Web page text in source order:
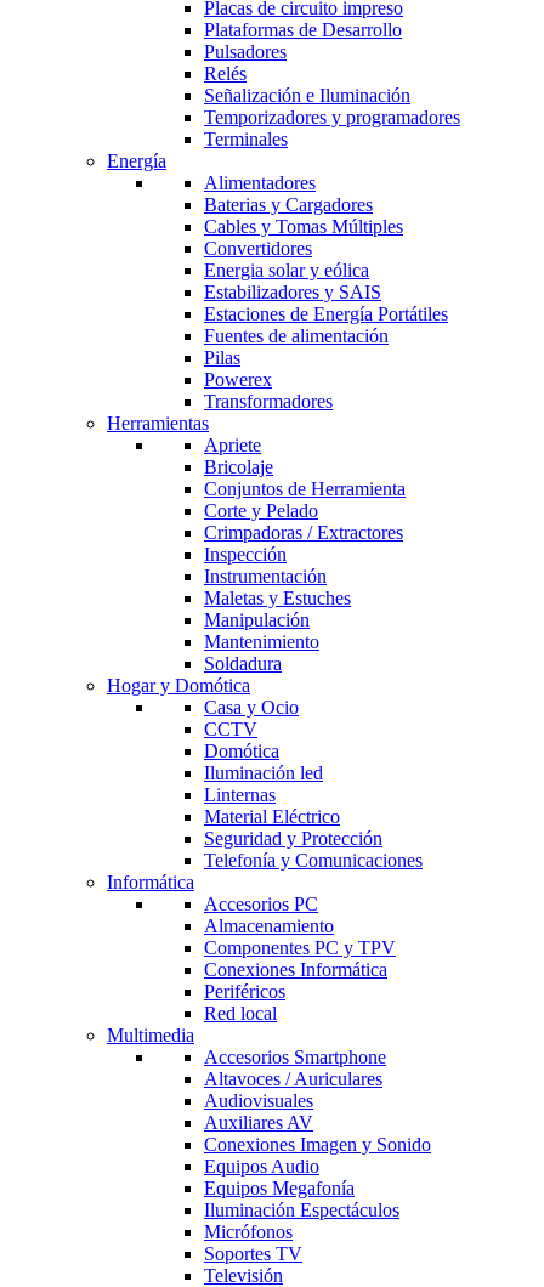
Placas de circuito impreso
Plataformas de Desarrollo
Pulsadores
Relés
Señalización e Iluminación
Temporizadores y programadores
Terminales
Energía
Alimentadores
Baterias y Cargadores
Cables y Tomas Múltiples
Convertidores
Energia solar y eólica
Estabilizadores y SAIS
Estaciones de Energía Portátiles
Fuentes de alimentación
Pilas
Powerex
Transformadores
Herramientas
Apriete
Bricolaje
Conjuntos de Herramienta
Corte y Pelado
Crimpadoras / Extractores
Inspección
Instrumentación
Maletas y Estuches
Manipulación
Mantenimiento
Soldadura
Hogar y Domótica
Casa y Ocio
CCTV
Domótica
Iluminación led
Linternas
Material Eléctrico
Seguridad y Protección
Telefonía y Comunicaciones
Informática
Accesorios PC
Almacenamiento
Componentes PC y TPV
Conexiones Informática
Periféricos
Red local
Multimedia
Accesorios Smartphone
Altavoces / Auriculares
Audiovisuales
Auxiliares AV
Conexiones Imagen y Sonido
Equipos Audio
Equipos Megafonía
Iluminación Espectáculos
Micrófonos
Soportes TV
Televisión